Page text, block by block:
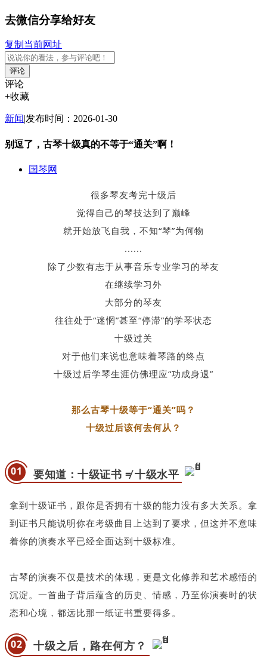
去微信分享给好友
复制当前网址
评论
评论
+收藏
新闻|发布时间：2026-01-30
别逗了，古琴十级真的不等于“通关”啊！
国琴网
很多琴友考完十级后
觉得自己的琴技达到了巅峰
就开始放飞自我，不知“琴”为何物
......
除了少数有志于从事音乐专业学习的琴友
在继续学习外
大部分的琴友
往往处于“迷惘”甚至“停滞”的学琴状态
十级过关
对于他们来说也意味着琴路的终点
十级过后学琴生涯仿佛理应“功成身退”
那么古琴十级等于“通关”吗？
十级过后该何去何从？
01 要知道：十级证书 ≠ 十级水平
拿到十级证书，跟你是否拥有十级的能力没有多大关系。拿
到证书只能说明你在考级曲目上达到了要求，但这并不意味
着你的演奏水平已经全面达到十级标准。
古琴的演奏不仅是技术的体现，更是文化修养和艺术感悟的
沉淀。一首曲子背后蕴含的历史、情感，乃至你演奏时的状
态和心境，都远比那一纸证书重要得多。
02 十级之后，路在何方？